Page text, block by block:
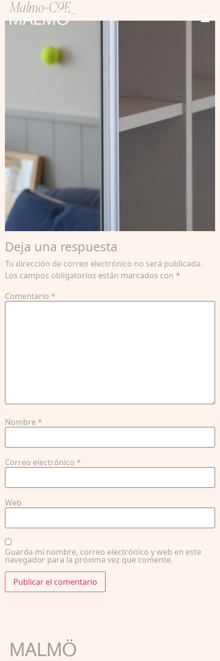
Malmo-C9E_
Deja una respuesta
Tu dirección de correo electrónico no será publicada.
Los campos obligatorios están marcados con *
Comentario *
Nombre *
Correo electrónico *
Web
Guarda mi nombre, correo electrónico y web en este
navegador para la próxima vez que comente.